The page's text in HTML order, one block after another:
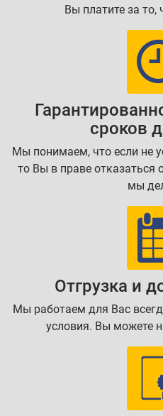
Вы платите за
сроков
Мы понимаем, что если не
то Вы в праве отказаться
мы
Отгрузка и
Мы работаем для Вас
условия. Вы можете